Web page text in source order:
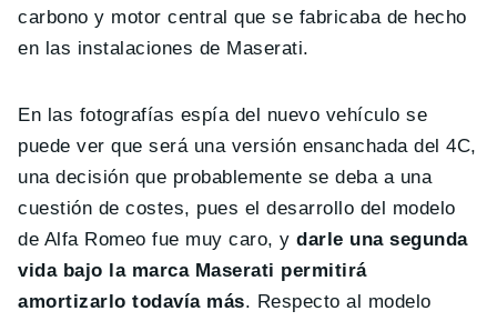
carbono y motor central que se fabricaba de hecho
en las instalaciones de Maserati.
En las fotografías espía del nuevo vehículo se
puede ver que será una versión ensanchada del 4C,
una decisión que probablemente se deba a una
cuestión de costes, pues el desarrollo del modelo
de Alfa Romeo fue muy caro, ydarle una segunda
vida bajo la marca Maserati permitirá
amortizarlo todavía más. Respecto al modelo